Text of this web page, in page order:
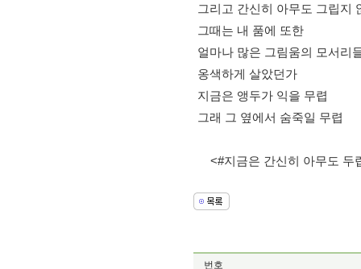
그리고 간신히 아무도 그립지
그때는 내 품에 또한
얼마나 많은 그림움의 모서리
옹색하게 살았던가
지금은 앵두가 익을 무렵
그래 그 옆에서 숨죽일 무렵
<#지금은 간신히 아무도 두
번호